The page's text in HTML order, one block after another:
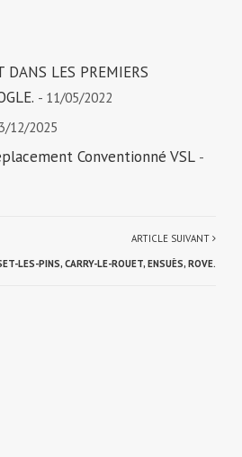
LES PREMIERS
- 11/05/2022
12/2025
Conventionné VSL -
ARTICLE SUIVANT
LES-PINS, CARRY-LE-ROUET, ENSUÈS, ROVE.